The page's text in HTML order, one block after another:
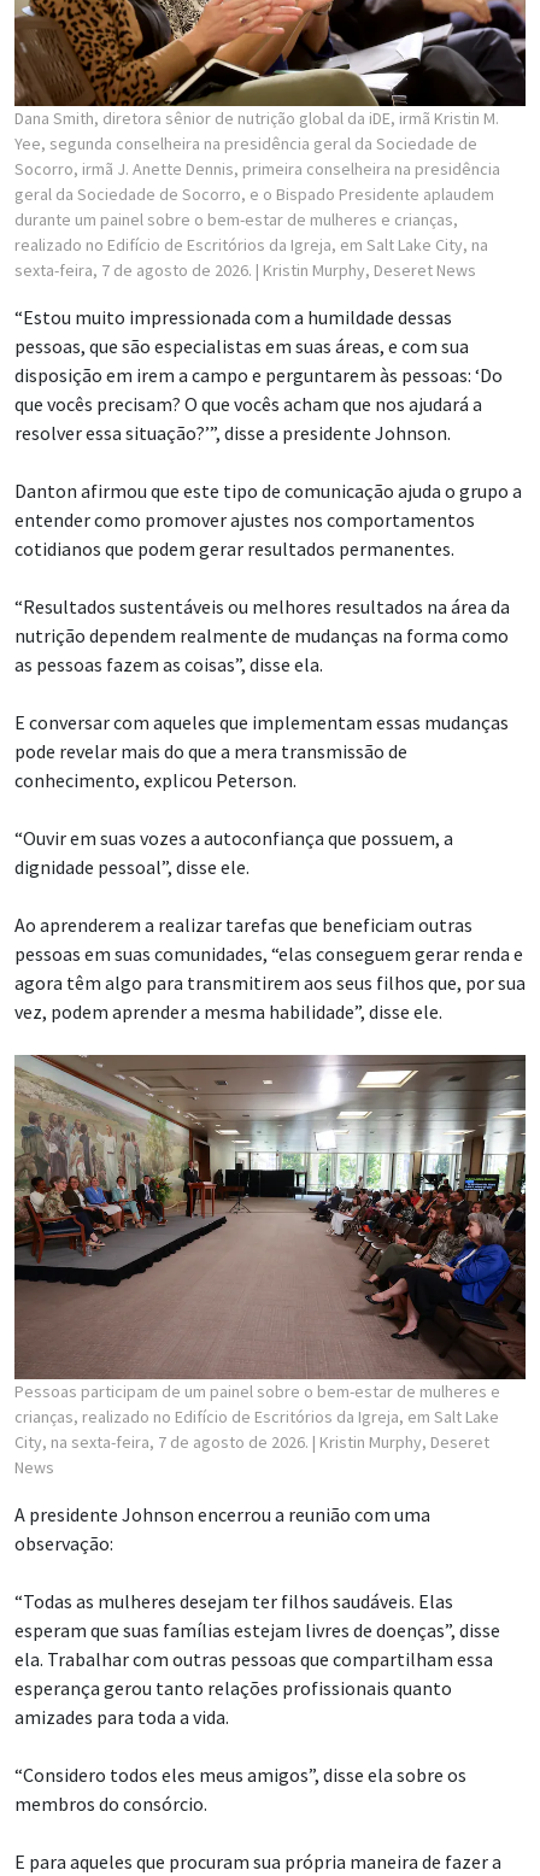
Dana Smith, diretora sênior de nutrição global da iDE, irmã Kristin M.
Yee, segunda conselheira na presidência geral da Sociedade de
Socorro, irmã J. Anette Dennis, primeira conselheira na presidência
geral da Sociedade de Socorro, e o Bispado Presidente aplaudem
durante um painel sobre o bem-estar de mulheres e crianças,
realizado no Edifício de Escritórios da Igreja, em Salt Lake City, na
sexta-feira, 7 de agosto de 2026. | Kristin Murphy, Deseret News
“Estou muito impressionada com a humildade dessas
pessoas, que são especialistas em suas áreas, e com sua
disposição em irem a campo e perguntarem às pessoas: ‘Do
que vocês precisam? O que vocês acham que nos ajudará a
resolver essa situação?’”, disse a presidente Johnson.
Danton afirmou que este tipo de comunicação ajuda o grupo a
entender como promover ajustes nos comportamentos
cotidianos que podem gerar resultados permanentes.
“Resultados sustentáveis ou melhores resultados na área da
nutrição dependem realmente de mudanças na forma como
as pessoas fazem as coisas”, disse ela.
E conversar com aqueles que implementam essas mudanças
pode revelar mais do que a mera transmissão de
conhecimento, explicou Peterson.
“Ouvir em suas vozes a autoconfiança que possuem, a
dignidade pessoal”, disse ele.
Ao aprenderem a realizar tarefas que beneficiam outras
pessoas em suas comunidades, “elas conseguem gerar renda e
agora têm algo para transmitirem aos seus filhos que, por sua
vez, podem aprender a mesma habilidade”, disse ele.
Pessoas participam de um painel sobre o bem-estar de mulheres e
crianças, realizado no Edifício de Escritórios da Igreja, em Salt Lake
City, na sexta-feira, 7 de agosto de 2026. | Kristin Murphy, Deseret
News
A presidente Johnson encerrou a reunião com uma
observação:
“Todas as mulheres desejam ter filhos saudáveis. Elas
esperam que suas famílias estejam livres de doenças”, disse
ela. Trabalhar com outras pessoas que compartilham essa
esperança gerou tanto relações profissionais quanto
amizades para toda a vida.
“Considero todos eles meus amigos”, disse ela sobre os
membros do consórcio.
E para aqueles que procuram sua própria maneira de fazer a